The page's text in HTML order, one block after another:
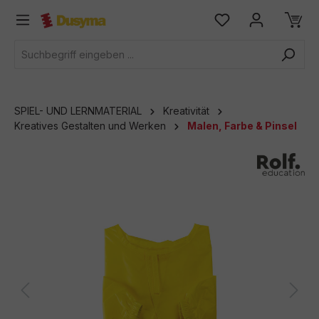
springen
SPIEL- UND LERNMATERIAL
Kreativität
Kreatives Gestalten und Werken
Malen, Farbe & Pinsel